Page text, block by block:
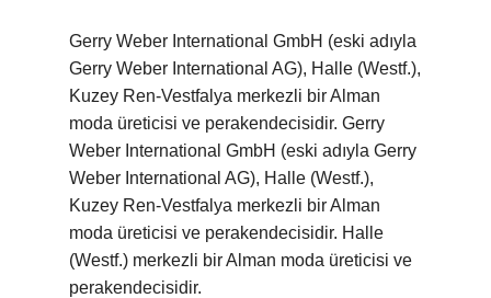
Gerry Weber International GmbH (eski adıyla
Gerry Weber International AG), Halle (Westf.),
Kuzey Ren-Vestfalya merkezli bir Alman
moda üreticisi ve perakendecisidir. Gerry
Weber International GmbH (eski adıyla Gerry
Weber International AG), Halle (Westf.),
Kuzey Ren-Vestfalya merkezli bir Alman
moda üreticisi ve perakendecisidir. Halle
(Westf.) merkezli bir Alman moda üreticisi ve
perakendecisidir.